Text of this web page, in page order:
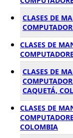
CLASES DE
CLASES DE
CLASES DE
CAQUETÁ,
CLASES DE
COLOMBIA